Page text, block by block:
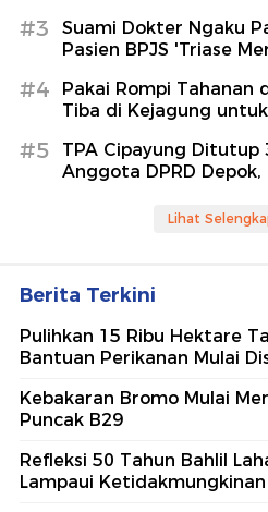
#3
Suami Dokter Ngaku
Pasien BPJS 'Triase
#4
Pakai Rompi Tahanan
Tiba di Kejagung
#5
TPA Cipayung Ditutup
Anggota DPRD Depok,
Lihat
Berita Terkini
Pulihkan 15 Ribu Hektare
Bantuan Perikanan Mulai
Kebakaran Bromo Mulai
Puncak B29
Refleksi 50 Tahun Bahlil
Lampaui Ketidakmungkinan